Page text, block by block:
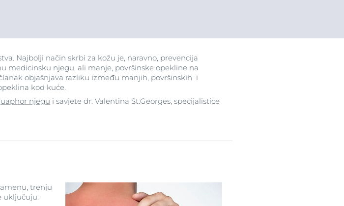
Najbolji način skrbi za kožu je, naravno, prevencija
medicinsku njegu, ali manje, površinske opekline na
objašnjava razliku između manjih, površinskih i
kod kuće.
njegu i savjete dr. Valentina St.Georges, specijalistice
trenju
uključuju: